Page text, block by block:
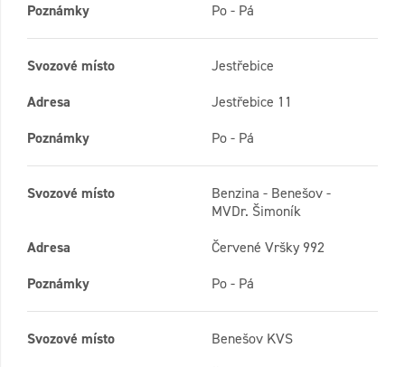
Poznámky
Po - Pá
Svozové místo
Jestřebice
Adresa
Jestřebice 11
Poznámky
Po - Pá
Svozové místo
Benzina - Benešov -
MVDr. Šimoník
Adresa
Červené Vršky 992
Poznámky
Po - Pá
Svozové místo
Benešov KVS